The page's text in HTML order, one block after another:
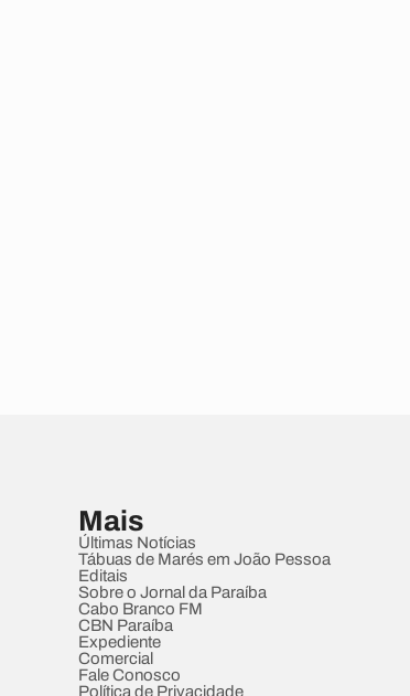
Mais
Últimas Notícias
Tábuas de Marés em João Pessoa
Editais
Sobre o Jornal da Paraíba
Cabo Branco FM
CBN Paraíba
Expediente
Comercial
Fale Conosco
Política de Privacidade